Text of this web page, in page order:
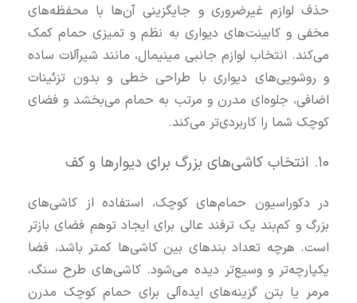
حذف لوازم غیرضروری و جایگزینی آن‌ها با محفظه‌های
مخفی و کابینت‌های دیواری به نظم و تمیزی حمام کمک
می‌کند. انتخاب لوازم جانبی مینیمال، مانند شیرآلات ساده
و روشویی‌های دیواری با طراحی خطی و بدون تزئینات
اضافی، جلوه‌ای مدرن و مرتب به حمام می‌بخشد و فضای
کوچک شما را کاربردی‌تر می‌کند.
۱۰. انتخاب کاشی‌های بزرگ برای دیوارها و کف
در دکوراسیون حمام‌های کوچک، استفاده از کاشی‌های
بزرگ و کم‌بند یک ترفند عالی برای ایجاد توهم فضای بازتر
است. هرچه تعداد بندهای بین کاشی‌ها کمتر باشد، فضا
یکپارچه‌تر و وسیع‌تر دیده می‌شود. کاشی‌های طرح سنگ،
مرمر یا بتن گزینه‌های ایده‌آلی برای حمام کوچک مدرن